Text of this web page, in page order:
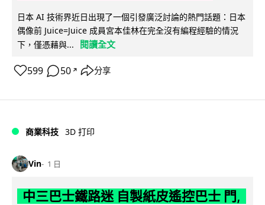
日本 AI 技術界近日出現了一個引發廣泛討論的熱門話題：日本
偶像前 Juice=Juice 成員宮本佳林在完全沒有編程經驗的情況
下，僅憑藉與...
閱讀全文
599 50 ↗ 分享
商業科技 3D 打印
Vin 1 日
中三巴士鐵路迷 自製紙皮遙控巴士 門,